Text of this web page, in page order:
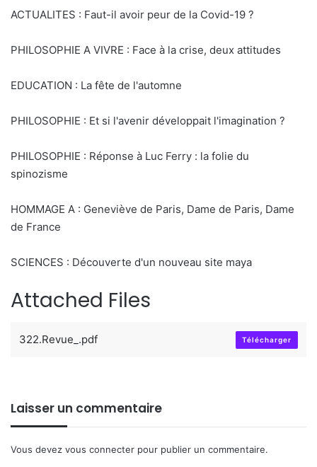
ACTUALITES : Faut-il avoir peur de la Covid-19 ?
PHILOSOPHIE A VIVRE : Face à la crise, deux attitudes
EDUCATION : La fête de l'automne
PHILOSOPHIE : Et si l'avenir développait l'imagination ?
PHILOSOPHIE : Réponse à Luc Ferry : la folie du
spinozisme
HOMMAGE A : Geneviève de Paris, Dame de Paris, Dame
de France
SCIENCES : Découverte d'un nouveau site maya
Attached Files
322.Revue_.pdf Télécharger
Laisser un commentaire
Vous devez vous connecter pour publier un commentaire.